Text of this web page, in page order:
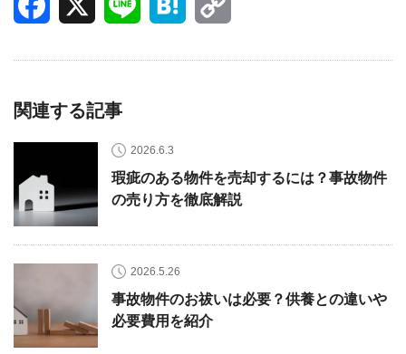
関連する記事
2026.6.3
瑕疵のある物件を売却するには？事故物件
の売り方を徹底解説
2026.5.26
事故物件のお祓いは必要？供養との違いや
必要費用を紹介